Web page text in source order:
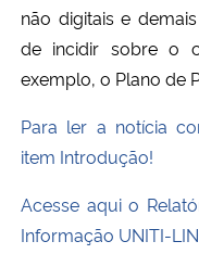
Controladoria-Geral da União
Ministério da Mulher, da
Secretaria-Geral
Gabinete de Segurança
não digitais e
de incidir sobre o
exemplo, o Plano de
Para ler a notícia
item Introdução!
Acesse aqui o
Informação UNITI-